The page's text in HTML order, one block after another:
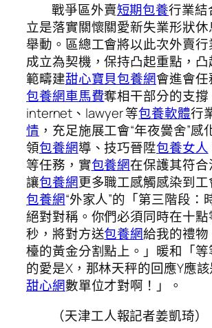
戰爭區外賣短期包養行業結
立是落實關懷關愛新失業形狀
舉動。區總工會將以此次外賣
成立為契機，保持凸起重點，
範疇建甜心寶貝包養網會進會
包養網車馬費奪相干部分的支
internet、lawyer 等包養軟體行
情 ，充足施展工會“年夜黌舍”感
領包養網導、技巧晉陞包養女人
等任務，實包養網在保護其符合
讓包養網更多職工感觸感染到工
包養網“外家人”的「第三階段：
絕對對稱。你們必須同時在十
秒，將對方送包養網給我的禮
檯的黃金分割點上。」暖和「
的愛是X，那林天秤的回應Y應
甜心網數單位才對啊！」。
（天津工人報記者姜凱琦）